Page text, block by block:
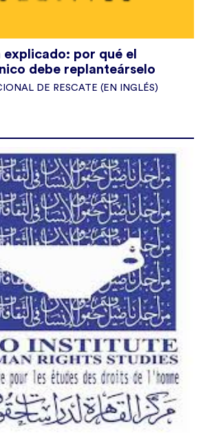
explicado: por qué el
debe replanteárselo
DE RESCATE (EN INGLÉS)